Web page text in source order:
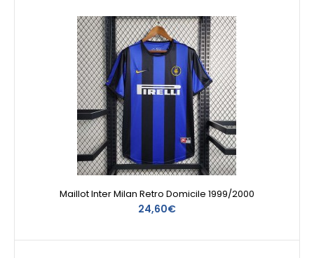
Maillot Inter Milan Retro Domicile 1999/2000
24,60€